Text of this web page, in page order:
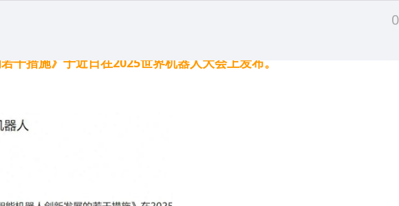
干措施》于近日在2025世界机器人大会上发布。